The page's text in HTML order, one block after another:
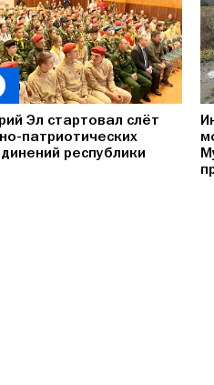
Эл стартовал слёт
патриотических
республики